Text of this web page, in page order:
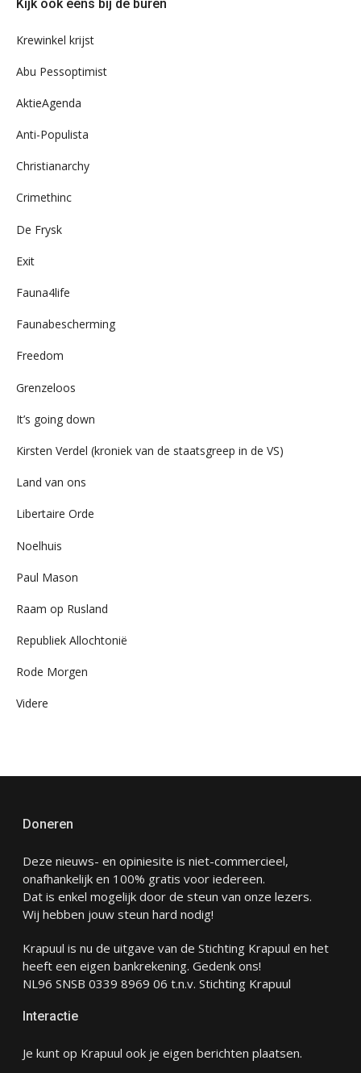
ons
Kijk ook eens bij de buren
Krewinkel krijst
Abu Pessoptimist
AktieAgenda
Anti-Populista
Christianarchy
Crimethinc
De Frysk
Exit
Fauna4life
Faunabescherming
Freedom
Grenzeloos
It’s going down
Kirsten Verdel (kroniek van de staatsgreep in de VS)
Land van ons
Libertaire Orde
Noelhuis
Paul Mason
Raam op Rusland
Republiek Allochtonië
Rode Morgen
Videre
Doneren
Deze nieuws- en opiniesite is niet-commercieel,
onafhankelijk en 100% gratis voor iedereen.
Dat is enkel mogelijk door de steun van onze lezers.
Wij hebben jouw steun hard nodig!
Krapuul is nu de uitgave van de Stichting Krapuul en het
heeft een eigen bankrekening. Gedenk ons!
NL96 SNSB 0339 8969 06 t.n.v. Stichting Krapuul
Interactie
Je kunt op Krapuul ook je eigen berichten plaatsen.